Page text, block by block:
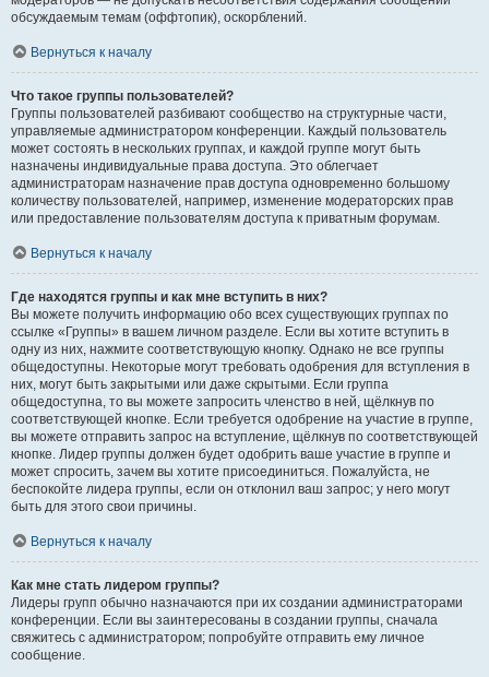
обсуждаемым темам (оффтопик), оскорблений.
Вернуться к началу
Что такое группы пользователей?
Группы пользователей разбивают сообщество на структурные части,
управляемые администратором конференции. Каждый пользователь
может состоять в нескольких группах, и каждой группе могут быть
назначены индивидуальные права доступа. Это облегчает
администраторам назначение прав доступа одновременно большому
количеству пользователей, например, изменение модераторских прав
или предоставление пользователям доступа к приватным форумам.
Вернуться к началу
Где находятся группы и как мне вступить в них?
Вы можете получить информацию обо всех существующих группах по
ссылке «Группы» в вашем личном разделе. Если вы хотите вступить в
одну из них, нажмите соответствующую кнопку. Однако не все группы
общедоступны. Некоторые могут требовать одобрения для вступления в
них, могут быть закрытыми или даже скрытыми. Если группа
общедоступна, то вы можете запросить членство в ней, щёлкнув по
соответствующей кнопке. Если требуется одобрение на участие в группе,
вы можете отправить запрос на вступление, щёлкнув по соответствующей
кнопке. Лидер группы должен будет одобрить ваше участие в группе и
может спросить, зачем вы хотите присоединиться. Пожалуйста, не
беспокойте лидера группы, если он отклонил ваш запрос; у него могут
быть для этого свои причины.
Вернуться к началу
Как мне стать лидером группы?
Лидеры групп обычно назначаются при их создании администраторами
конференции. Если вы заинтересованы в создании группы, сначала
свяжитесь с администратором; попробуйте отправить ему личное
сообщение.